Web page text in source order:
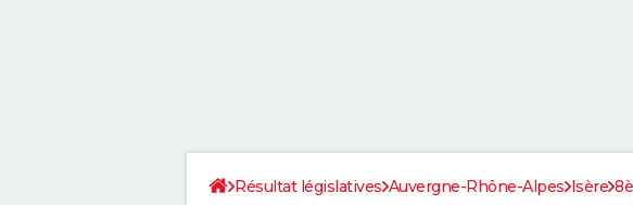
Résultat législatives Auvergne-Rhône-Alpes Isère